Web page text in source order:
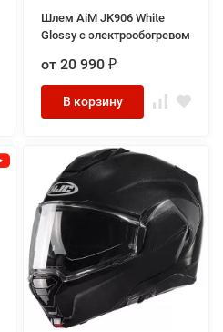
Шлем AiM JK906 White
Glossy с электрообогревом
от 20 990₽
В корзину